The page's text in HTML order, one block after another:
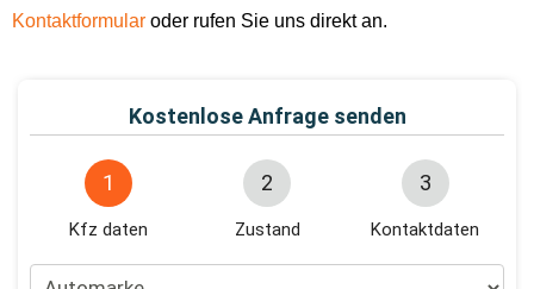
Kontaktformular oder rufen Sie uns direkt an.